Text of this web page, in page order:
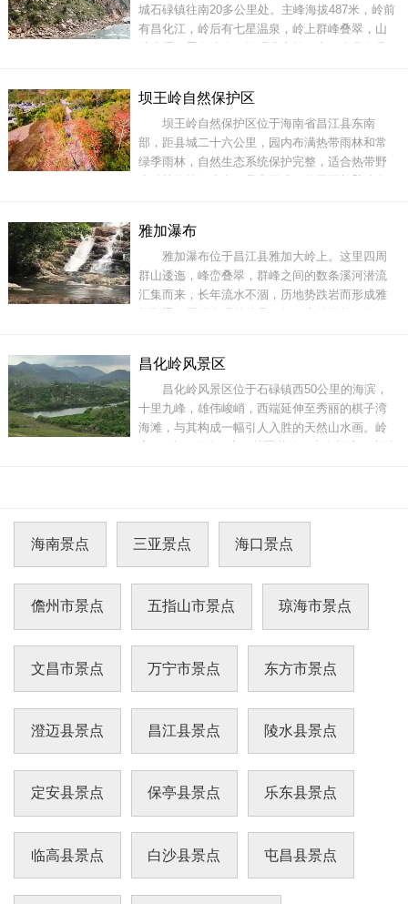
城石碌镇往南20多公里处。主峰海拔487米，岭前
有昌化江，岭后有七星温泉，岭上群峰叠翠，山
从西坡望去，它又如一只正给小兔哺奶的母兔；
从东坡望去，只见绿峰碧水互衬补，融融泄泄，
一派迷人的山水风光
坝王岭自然保护区
坝王岭自然保护区位于海南省昌江县东南
部，距县城二十六公里，园内布满热带雨林和常
绿季雨林，自然生态系统保护完整，适合热带野
珍稀植物被列入国家重点保护对象，被列为国家
一、二级保护的动物有长臂猿、云豹、水鹿、穿
山甲等十
雅加瀑布
雅加瀑布位于昌江县雅加大岭上。这里四周
群山逶迤，峰峦叠翠，群峰之间的数条溪河潜流
汇集而来，长年流水不涸，历地势跌岩而形成雅
雪白的水花沸沸扬扬，如雾似烟；震撼人心的涛
声和飞禽走兽的鸣叫声汇合在一起，十分动听，
气势磅礴壮观。
昌化岭风景区
昌化岭风景区位于石碌镇西50公里的海滨，
十里九峰，雄伟峻峭，西端延伸至秀丽的棋子湾
海滩，与其构成一幅引人入胜的天然山水画。岭
高460米，奇峰兀立，林翠花艳，山泉长流，素以
礁、古迹文物、今时民情等景观集为一体，观赏
游乐内容
海南景点 三亚景点 海口景点
儋州市景点 五指山市景点 琼海市景点
文昌市景点 万宁市景点 东方市景点
澄迈县景点 昌江县景点 陵水县景点
定安县景点 保亭县景点 乐东县景点
临高县景点 白沙县景点 屯昌县景点